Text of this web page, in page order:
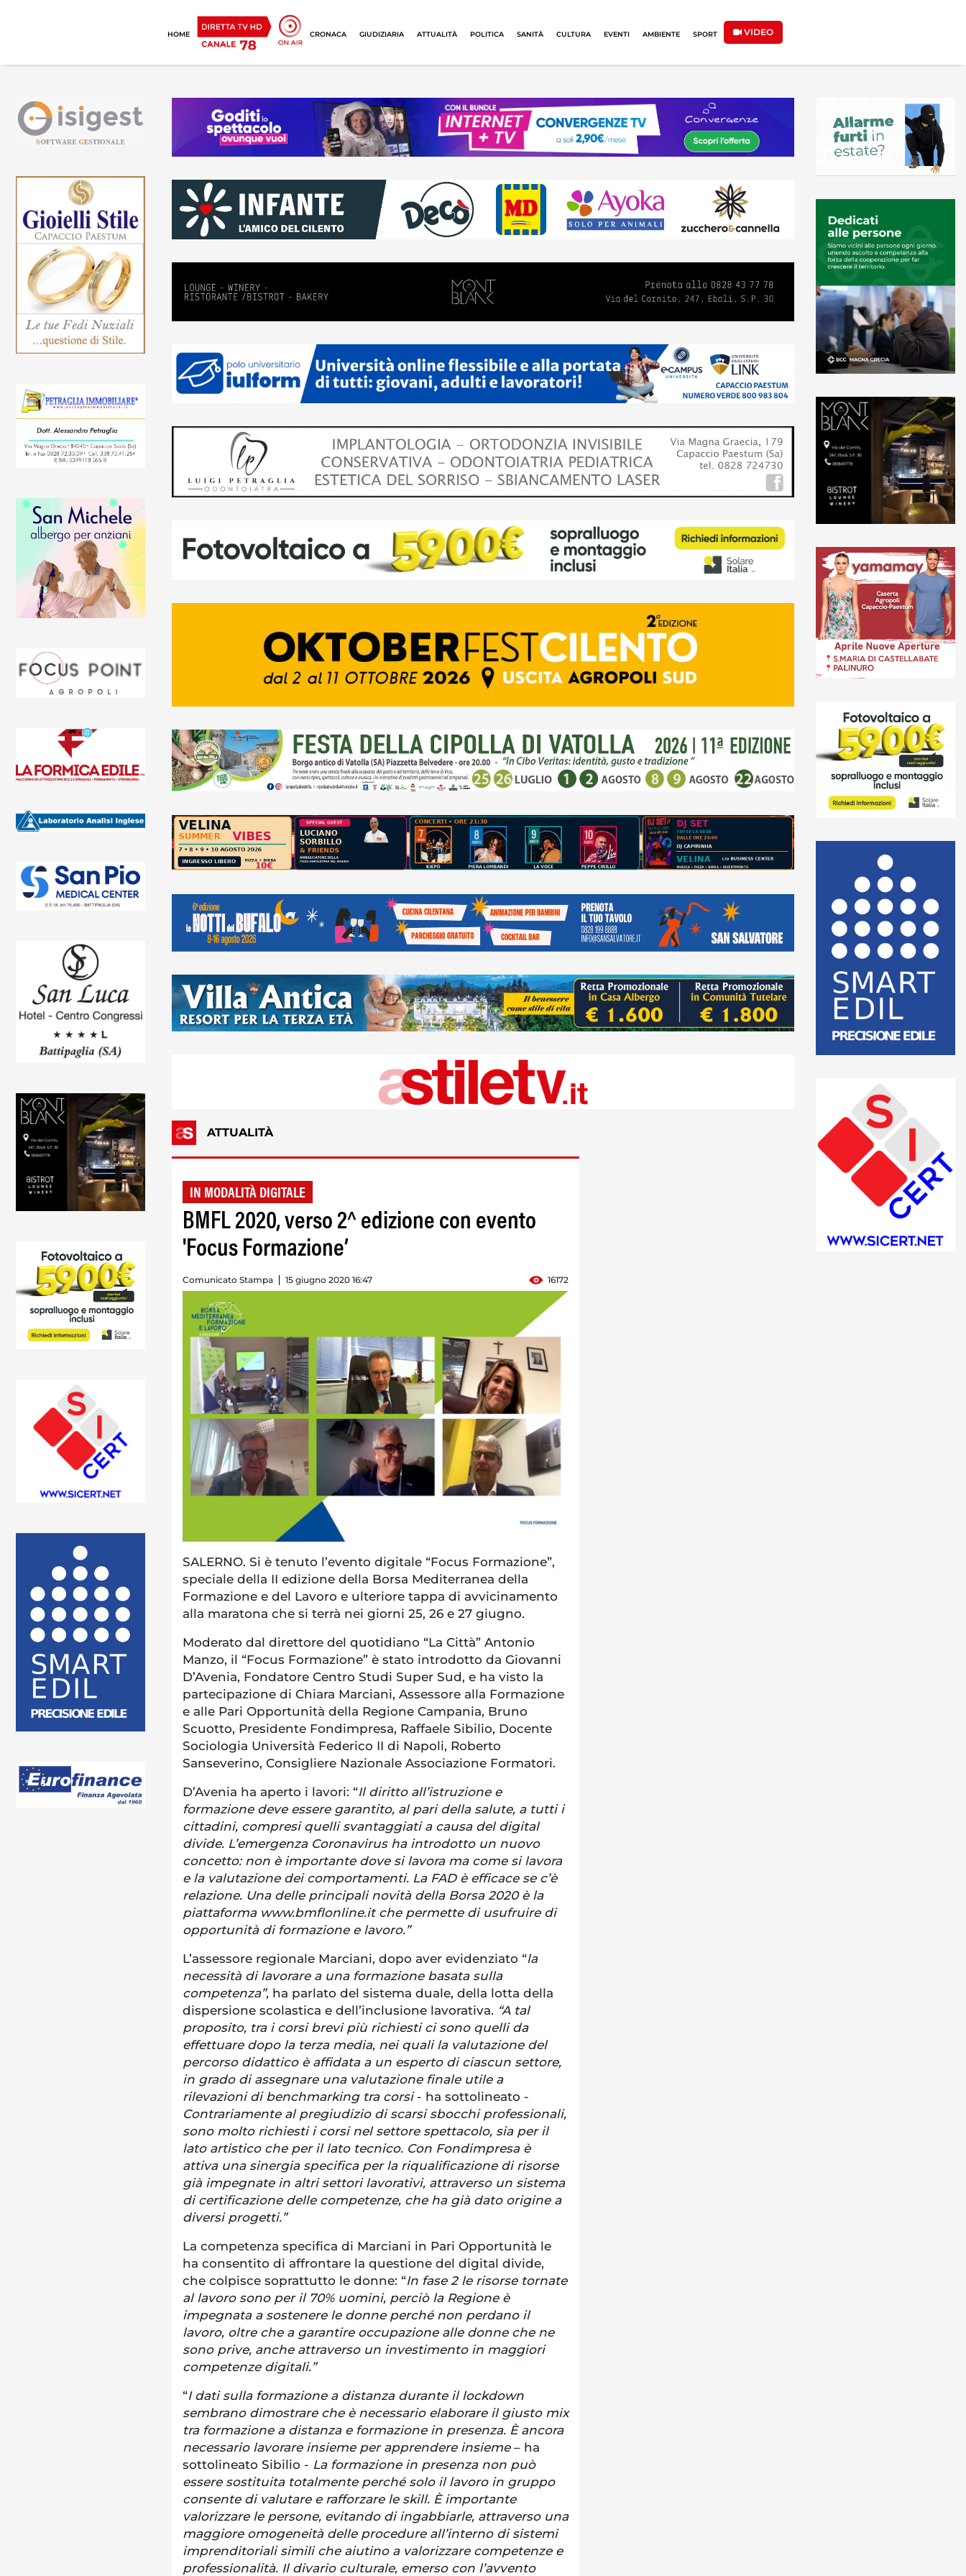
HOME CRONACA GIUDIZIARIA ATTUALITÀ POLITICA SANITÀ CULTURA EVENTI AMBIENTE SPORT VIDEO
ATTUALITÀ
IN MODALITÀ DIGITALE
BMFL 2020, verso 2^ edizione con evento
'Focus Formazione’
Comunicato Stampa 15 giugno 2020 16:47 16172
SALERNO. Si è tenuto l’evento digitale “Focus Formazione”,
speciale della II edizione della Borsa Mediterranea della
Formazione e del Lavoro e ulteriore tappa di avvicinamento
alla maratona che si terrà nei giorni 25, 26 e 27 giugno.
Moderato dal direttore del quotidiano “La Città” Antonio
Manzo, il “Focus Formazione” è stato introdotto da Giovanni
D’Avenia, Fondatore Centro Studi Super Sud, e ha visto la
partecipazione di Chiara Marciani, Assessore alla Formazione
e alle Pari Opportunità della Regione Campania, Bruno
Scuotto, Presidente Fondimpresa, Raffaele Sibilio, Docente
Sociologia Università Federico II di Napoli, Roberto
Sanseverino, Consigliere Nazionale Associazione Formatori.
D’Avenia ha aperto i lavori: “Il diritto all’istruzione e
formazione deve essere garantito, al pari della salute, a tutti i
cittadini, compresi quelli svantaggiati a causa del digital
divide. L’emergenza Coronavirus ha introdotto un nuovo
concetto: non è importante dove si lavora ma come si lavora
e la valutazione dei comportamenti. La FAD è efficace se c’è
relazione. Una delle principali novità della Borsa 2020 è la
piattaforma www.bmflonline.it che permette di usufruire di
opportunità di formazione e lavoro.”
L’assessore regionale Marciani, dopo aver evidenziato “la
necessità di lavorare a una formazione basata sulla
competenza”, ha parlato del sistema duale, della lotta della
dispersione scolastica e dell’inclusione lavorativa. “A tal
proposito, tra i corsi brevi più richiesti ci sono quelli da
effettuare dopo la terza media, nei quali la valutazione del
percorso didattico è affidata a un esperto di ciascun settore,
in grado di assegnare una valutazione finale utile a
rilevazioni di benchmarking tra corsi- ha sottolineato -
Contrariamente al pregiudizio di scarsi sbocchi professionali,
sono molto richiesti i corsi nel settore spettacolo, sia per il
lato artistico che per il lato tecnico. Con Fondimpresa è
attiva una sinergia specifica per la riqualificazione di risorse
già impegnate in altri settori lavorativi, attraverso un sistema
di certificazione delle competenze, che ha già dato origine a
diversi progetti.”
La competenza specifica di Marciani in Pari Opportunità le
ha consentito di affrontare la questione del digital divide,
che colpisce soprattutto le donne: “In fase 2 le risorse tornate
al lavoro sono per il 70% uomini, perciò la Regione è
impegnata a sostenere le donne perché non perdano il
lavoro, oltre che a garantire occupazione alle donne che ne
sono prive, anche attraverso un investimento in maggiori
competenze digitali.”
“I dati sulla formazione a distanza durante il lockdown
sembrano dimostrare che è necessario elaborare il giusto mix
tra formazione a distanza e formazione in presenza. È ancora
necessario lavorare insieme per apprendere insieme– ha
sottolineato Sibilio - La formazione in presenza non può
essere sostituita totalmente perché solo il lavoro in gruppo
consente di valutare e rafforzare le skill. È importante
valorizzare le persone, evitando di ingabbiarle, attraverso una
maggiore omogeneità delle procedure all’interno di sistemi
imprenditoriali simili che aiutino a valorizzare competenze e
professionalità. Il divario culturale, emerso con l’avvento